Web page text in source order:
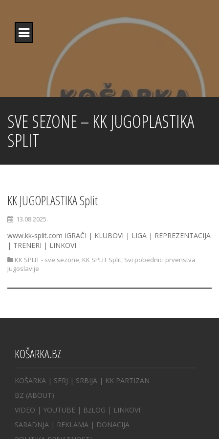
content
SVE SEZONE – KK JUGOPLASTIKA
SPLIT
KK JUGOPLASTIKA Split
13.08.2025.
www.kk-split.com IGRAČI | KLUBOVI | LIGA | REPREZENTACIJA
| TRENERI | LINKOVI
KK SPLIT - sve sezone, KK SPLIT Split, Svi pobednici prvenstva
Jugoslavije
KOŠARKA.BZ
KOŠARKA | SFRJ | SRBIJA | KK PARTIZAN
BZ (ABOUT)
VIDEO | YOUTUBE | BzLOG | LINKOVI
SARADNJA | REKLAMA | DONACIJA